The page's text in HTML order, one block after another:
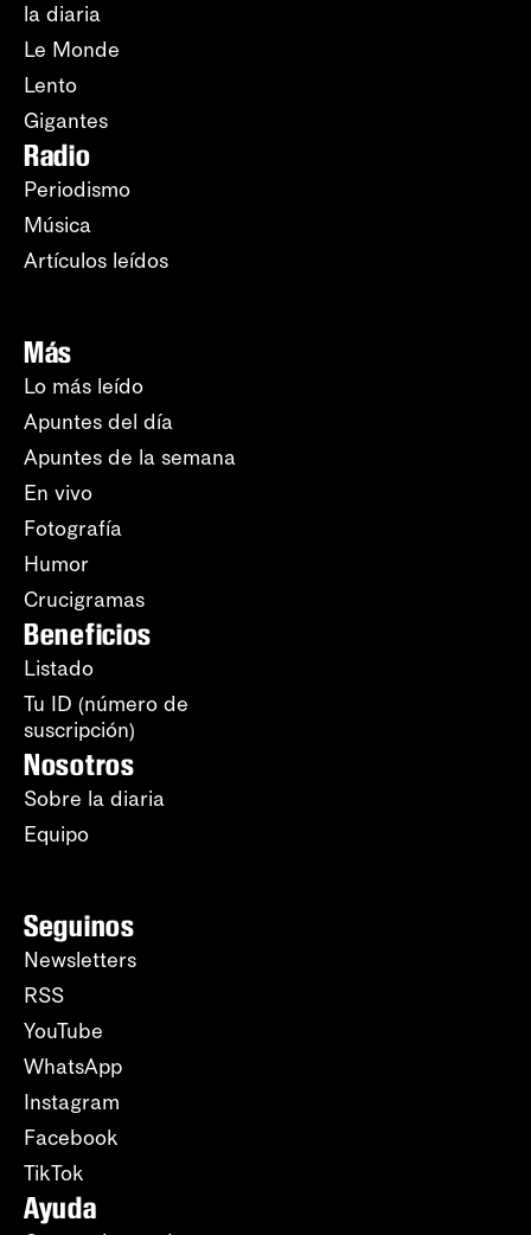
la diaria
Le Monde
Lento
Gigantes
Radio
Periodismo
Música
Artículos leídos
Más
Lo más leído
Apuntes del día
Apuntes de la semana
En vivo
Fotografía
Humor
Crucigramas
Beneficios
Listado
Tu ID (número de
suscripción)
Nosotros
Sobre la diaria
Equipo
Seguinos
Newsletters
RSS
YouTube
WhatsApp
Instagram
Facebook
TikTok
Ayuda